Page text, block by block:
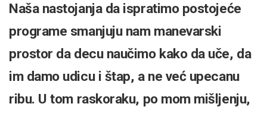
Naša nastojanja da ispratimo postojeće
programe smanjuju nam manevarski
prostor da decu naučimo kako da uče, da
im damo udicu i štap, a ne već upecanu
ribu. U tom raskoraku, po mom mišljenju,